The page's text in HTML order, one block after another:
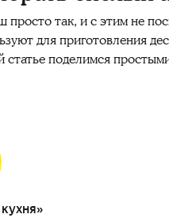
простотак, и с этим не
для приготовления
статье поделимся